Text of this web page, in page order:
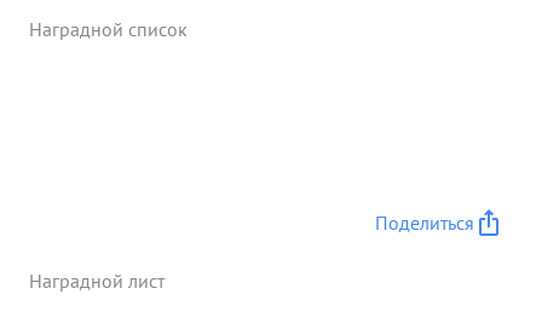
Верховного ГлавноКомандующего Маршала
боевых вылетов - сбил один самолет противника.
на боевые подвиги своих подчиненных. и один
Наградной список
Поделиться
Наградной лист